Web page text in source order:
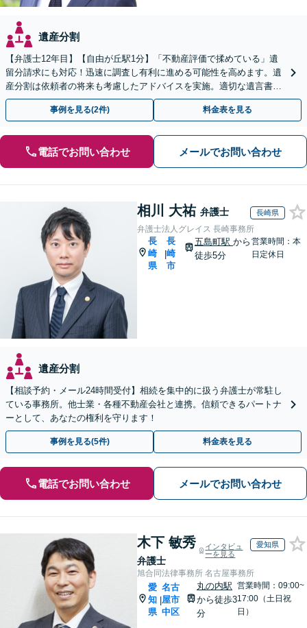
遺産分割
【弁護士12年目】【自由が丘駅1分】「不動産評価で揉めている」遺
留分請求にも対応！迅速に調査し有利に進める可能性を高めます。遺
産分割は依頼者の将来も考慮したアドバイスを実施。適切な遺言書作
成で、後のトラブル回避へ【初回来所面談1時間無料】
事例を見る(2件) 料金表を見る
電話でお問い合わせ メールでお問い合わせ
相川 大祐 弁護士 長崎県
弁護士法人グレイス 長崎事務所
長
崎
県
|
長
崎
市
五島町駅 から
徒歩5分
営業時間：本
日定休日
遺産分割
【相談予約・メール24時間受付】相続を集中的に扱う弁護士が常駐し
ている事務所。他士業・各種不動産会社と連携。信頼できるパートナ
ーとして、あなたの権利を守ります！
事例を見る(5件) 料金表を見る
電話でお問い合わせ メールでお問い合わせ
木下 敏秀
弁護士
インタビュ
ーを見る
愛知県
旭合同法律事務所 名古屋事務所
愛
知
県
|
名古
屋市
中区
丸の内駅
から徒歩3
分
営業時間：09:00~
17:00（土日祝
日）